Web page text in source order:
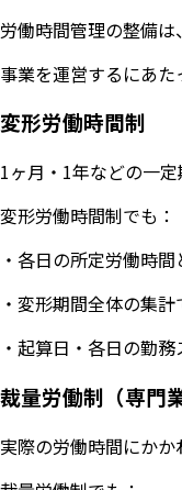
労働時間管理の整備
事業を運営するにあ
変形労働時間制
1ヶ月・1年などの一
変形労働時間制でも：
・各日の所定労働時
・変形期間全体の集
・起算日・各日の勤
裁量労働制（専門
実際の労働時間にか